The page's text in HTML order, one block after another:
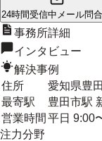
24時間受信中 メール問
事務所詳細
インタビュー
解決事例
住所
愛知県豊
最寄駅
豊田市駅
営業時間 平日 9:00
注力分野